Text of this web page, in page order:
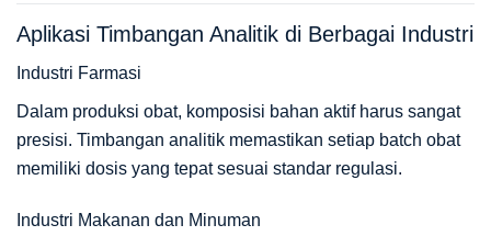
Aplikasi Timbangan Analitik di Berbagai Industri
Industri Farmasi
Dalam produksi obat, komposisi bahan aktif harus sangat
presisi. Timbangan analitik memastikan setiap batch obat
memiliki dosis yang tepat sesuai standar regulasi.
Industri Makanan dan Minuman